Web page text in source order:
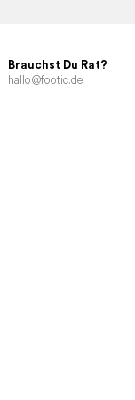
Brauchst Du Rat?
hallo@footic.de